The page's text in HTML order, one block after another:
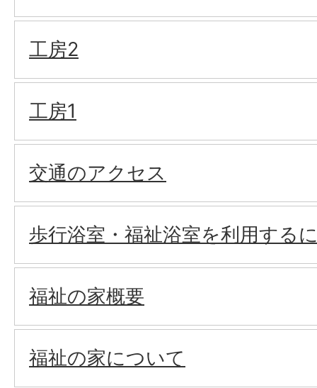
工房2
工房1
交通のアクセス
歩行浴室・福祉浴室を利用する
福祉の家概要
福祉の家について